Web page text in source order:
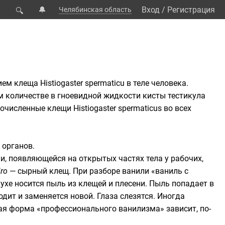
🔍 🔔 Челябинская область Вход / Регистрация
клеща Histiogaster spermaticu в теле человека.
в гноевидной жидкости кисты тестикула
клещи Histiogaster spermaticus во всех
на открытых частях тела у рабочих,
— сырный клещ. При разборе ванили «ваниль с
носится пыль из клещей и плесени. Пыль попадает в
и заменяется новой. Глаза слезятся. Иногда
форма «профессионального ванилизма» зависит, по-